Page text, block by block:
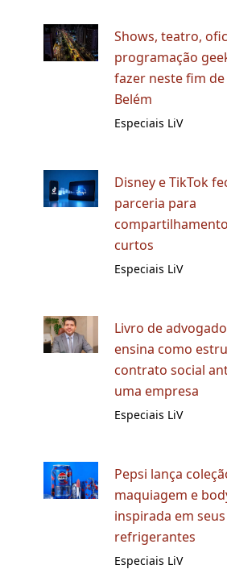
Shows, teatro,
programação
fazer neste fim
Belém
Especiais LiV
Disney e TikTok
parceria para
curtos
Especiais LiV
Livro de
ensina como
contrato social
uma empresa
Especiais LiV
Pepsi lança
maquiagem e
inspirada em seus
refrigerantes
Especiais LiV